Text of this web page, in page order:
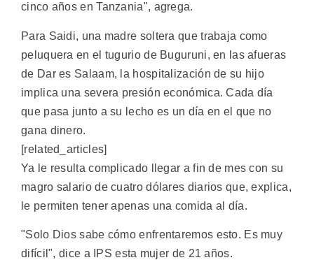
cinco años en Tanzania", agrega.
Para Saidi, una madre soltera que trabaja como
peluquera en el tugurio de Buguruni, en las afueras
de Dar es Salaam, la hospitalización de su hijo
implica una severa presión económica. Cada día
que pasa junto a su lecho es un día en el que no
gana dinero.
[related_articles]
Ya le resulta complicado llegar a fin de mes con su
magro salario de cuatro dólares diarios que, explica,
le permiten tener apenas una comida al día.
"Solo Dios sabe cómo enfrentaremos esto. Es muy
difícil", dice a IPS esta mujer de 21 años.